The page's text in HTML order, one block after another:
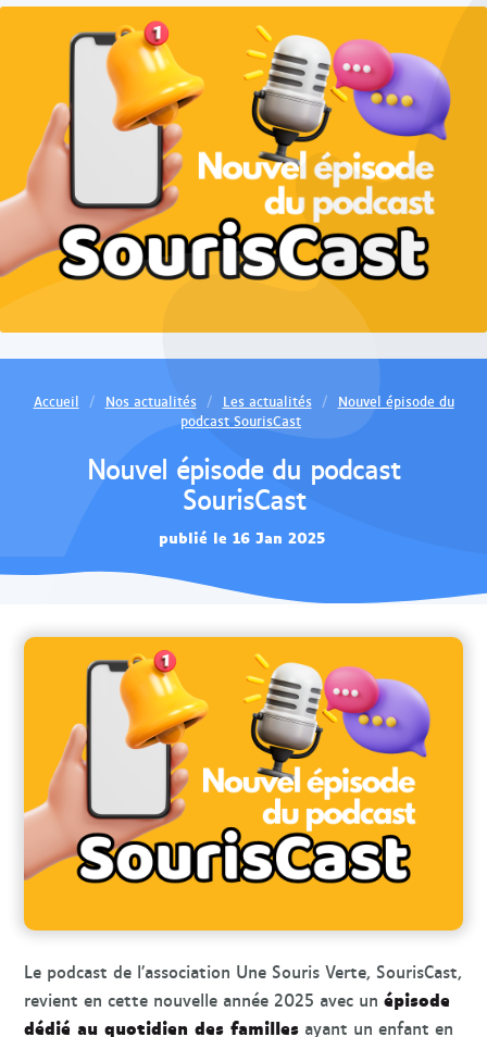
Accueil Nos actualités Les actualités
Nouvel épisode du
podcast SourisCast
Nouvel épisode du podcast
SourisCast
publié le 16 Jan 2025
Le podcast de l’association Une Souris Verte, SourisCast,
revient en cette nouvelle année 2025 avec unépisode
dédié au quotidien des familles ayant un enfant en